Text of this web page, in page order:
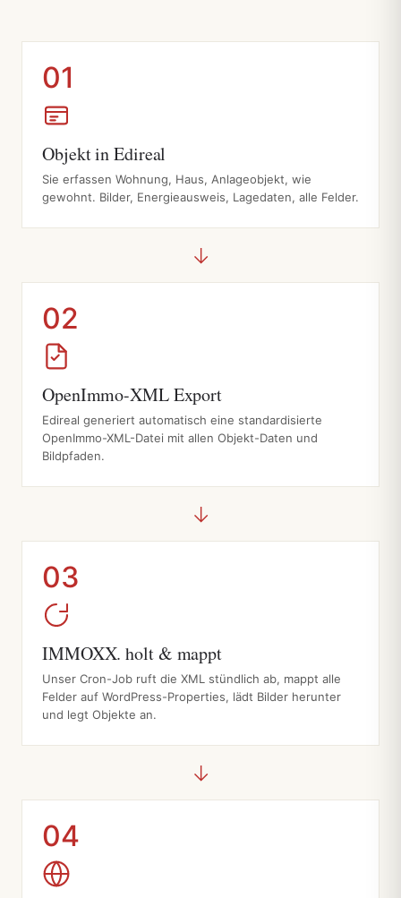
01
Objekt in Edireal
Sie erfassen Wohnung, Haus, Anlageobjekt, wie
gewohnt. Bilder, Energieausweis, Lagedaten, alle Felder.
→
02
OpenImmo-XML Export
Edireal generiert automatisch eine standardisierte
OpenImmo-XML-Datei mit allen Objekt-Daten und
Bildpfaden.
→
03
IMMOXX. holt & mappt
Unser Cron-Job ruft die XML stündlich ab, mappt alle
Felder auf WordPress-Properties, lädt Bilder herunter
und legt Objekte an.
→
04